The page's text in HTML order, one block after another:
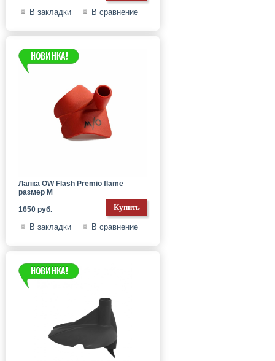
В закладки В сравнение
Лапка OW Flash Premio flame
размер M
1650 руб.
В закладки В сравнение